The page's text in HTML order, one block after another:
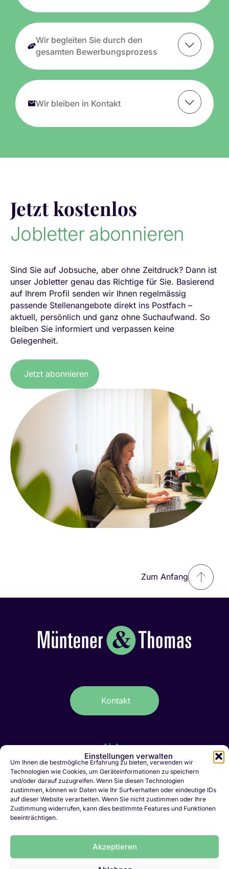
Einstellungen verwalten
Um Ihnen die bestmögliche Erfahrung zu bieten, verwenden wir
Technologien wie Cookies, um Geräteinformationen zu speichern
und/oder darauf zuzugreifen. Wenn Sie diesen Technologien
zustimmen, können wir Daten wie Ihr Surfverhalten oder eindeutige IDs
auf dieser Website verarbeiten. Wenn Sie nicht zustimmen oder Ihre
Zustimmung widerrufen, kann dies bestimmte Features und Funktionen
beeinträchtigen.
Akzeptieren
Wir begleiten Sie durch den
gesamten Bewerbungsprozess
Wir bleiben in Kontakt
Jetzt kostenlos
Jobletter abonnieren
Sind Sie auf Jobsuche, aber ohne Zeitdruck? Dann ist
unser Jobletter genau das Richtige für Sie. Basierend
auf Ihrem Profil senden wir Ihnen regelmässig
passende Stellenangebote direkt ins Postfach –
aktuell, persönlich und ganz ohne Suchaufwand. So
bleiben Sie informiert und verpassen keine
Gelegenheit.
Jetzt abonnieren
Zum Anfang
Kontakt
Links
IT-Stellen Graubünden & FL
Kaufmännische Stellen Ostschweiz
Personalvermittlung Liechtenstein
Personalvermittlung Chur
Jobletter abonnieren
Vakanz melden
LinkedIn